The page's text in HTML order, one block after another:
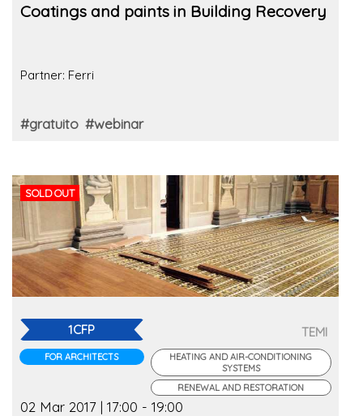
Coatings and paints in Building Recovery
Partner: Ferri
#gratuito #webinar
SOLD OUT
1CFP
FOR ARCHITECTS
TEMI
HEATING AND AIR-CONDITIONING
SYSTEMS
RENEWAL AND RESTORATION
02 Mar 2017 | 17:00 - 19:00